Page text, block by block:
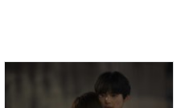
もの心ケアする医師も【報